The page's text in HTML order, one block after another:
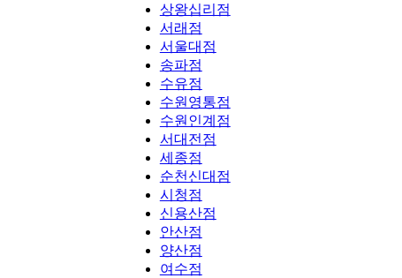
상왕십리점
서래점
서울대점
송파점
수유점
수원영통점
수원인계점
서대전점
세종점
순천신대점
시청점
신용산점
안산점
양산점
여수점